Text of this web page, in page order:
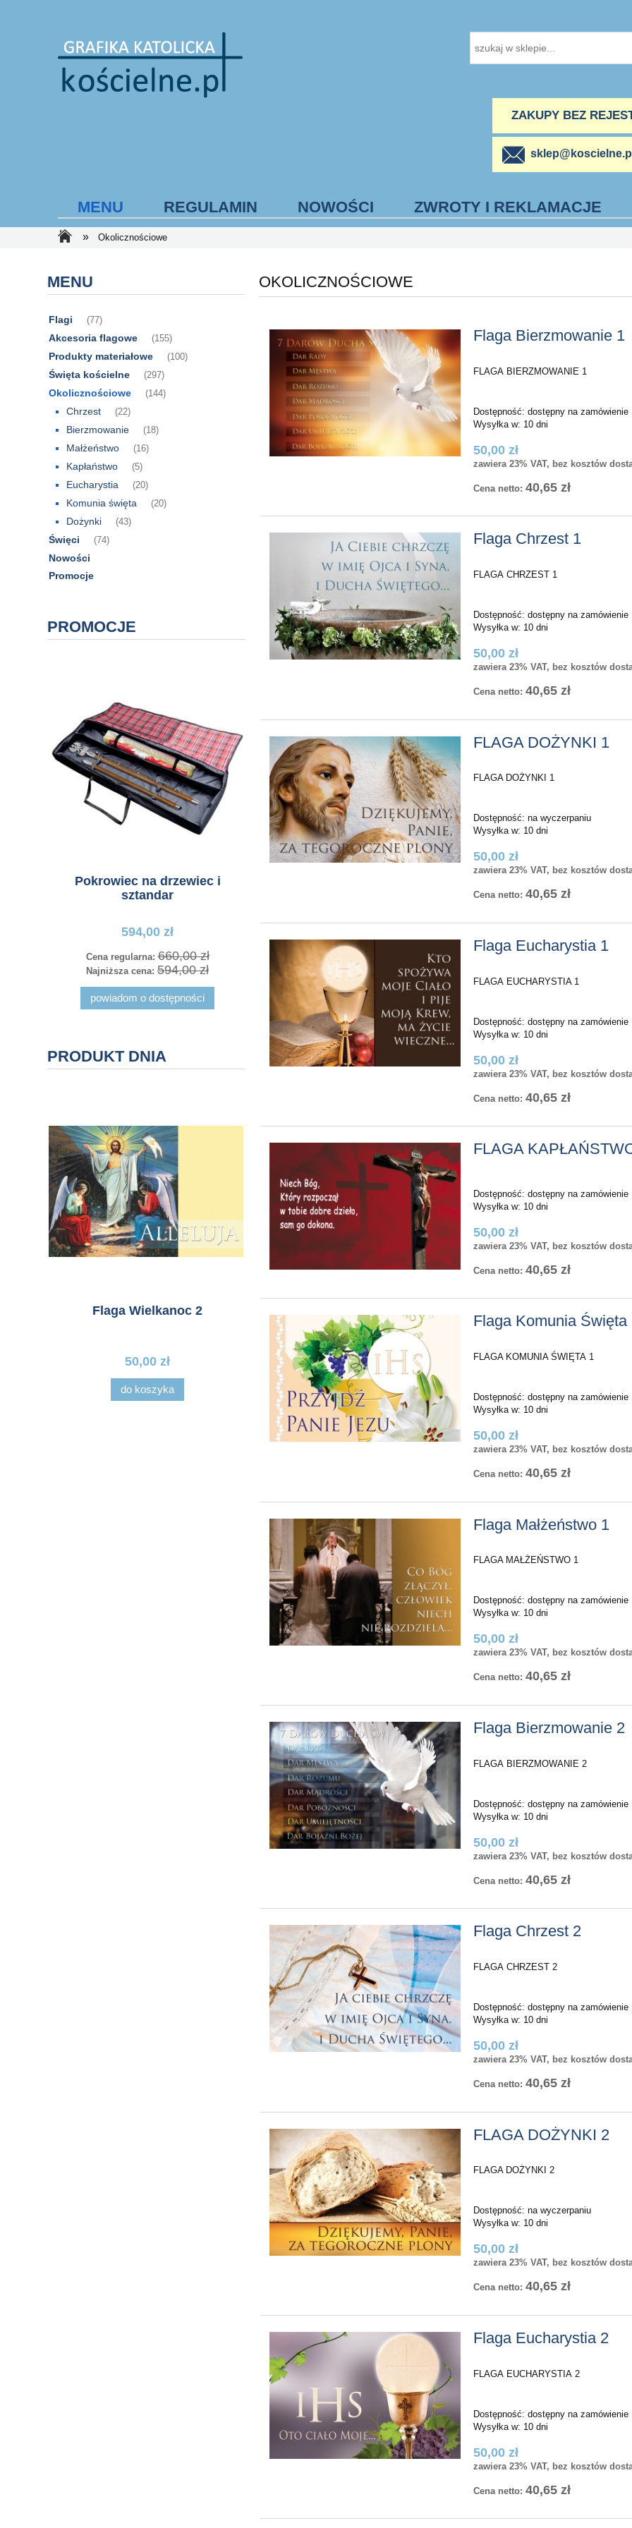
ZAKUPY BEZ
sklep@koscielne.pl
MENU REGULAMIN NOWOŚCI ZWROTY I REKLAMACJE
FORMY PŁATNOŚCI
» Okolicznościowe
MENU
Flagi (77)
Akcesoria flagowe (155)
Produkty materiałowe (100)
Święta kościelne (297)
Okolicznościowe (144)
Chrzest (22)
Bierzmowanie (18)
Małżeństwo (16)
Kapłaństwo (5)
Eucharystia (20)
Komunia święta (20)
Dożynki (43)
Święci (74)
Nowości
Promocje
PROMOCJE
Pokrowiec na drzewiec i
sztandar
594,00 zł
Cena regularna:660,00 zł
Najniższa cena: 594,00 zł
powiadom o dostępności
Cena regularna: 30,00 zł
Najniższa cena: 30,00 zł
do koszyka
Cena regularna: 30,00 zł
PRODUKT DNIA
Flaga Wielkanoc 2
50,00 zł
do koszyka
50,00 zł
do koszyka
FLAGA Baranek Boży - Zielona
50,00 zł
OKOLICZNOŚCIOWE
Flaga Bierzmowanie 1
FLAGA BIERZMOWANIE 1
Dostępność: dostępny na zamówienie
Wysyłka w: 10 dni
50,00 zł
zawiera 23% VAT, bez kosztów
Cena netto:40,65 zł
Flaga Chrzest 1
FLAGA CHRZEST 1
Dostępność: dostępny na zamówienie
Wysyłka w: 10 dni
50,00 zł
zawiera 23% VAT, bez kosztów
Cena netto:40,65 zł
FLAGA DOŻYNKI 1
FLAGA DOŻYNKI 1
Dostępność: na wyczerpaniu
Wysyłka w: 10 dni
50,00 zł
zawiera 23% VAT, bez kosztów
Cena netto:40,65 zł
Flaga Eucharystia 1
FLAGA EUCHARYSTIA 1
Dostępność: dostępny na zamówienie
Wysyłka w: 10 dni
50,00 zł
zawiera 23% VAT, bez kosztów
Cena netto:40,65 zł
FLAGA
Dostępność: dostępny na zamówienie
Wysyłka w: 10 dni
50,00 zł
zawiera 23% VAT, bez kosztów
Cena netto:40,65 zł
Flaga Komunia Święta
FLAGA KOMUNIA ŚWIĘTA 1
Dostępność: dostępny na zamówienie
Wysyłka w: 10 dni
50,00 zł
zawiera 23% VAT, bez kosztów
Cena netto:40,65 zł
Flaga Małżeństwo 1
FLAGA MAŁŻEŃSTWO 1
Dostępność: dostępny na zamówienie
Wysyłka w: 10 dni
50,00 zł
zawiera 23% VAT, bez kosztów
Cena netto:40,65 zł
Flaga Bierzmowanie 2
FLAGA BIERZMOWANIE 2
Dostępność: dostępny na zamówienie
Wysyłka w: 10 dni
50,00 zł
zawiera 23% VAT, bez kosztów
Cena netto:40,65 zł
Flaga Chrzest 2
FLAGA CHRZEST 2
Dostępność: dostępny na zamówienie
Wysyłka w: 10 dni
50,00 zł
zawiera 23% VAT, bez kosztów
Cena netto:40,65 zł
FLAGA DOŻYNKI 2
FLAGA DOŻYNKI 2
Dostępność: na wyczerpaniu
Wysyłka w: 10 dni
50,00 zł
zawiera 23% VAT, bez kosztów
Cena netto:40,65 zł
Flaga Eucharystia 2
FLAGA EUCHARYSTIA 2
Dostępność: dostępny na zamówienie
Wysyłka w: 10 dni
50,00 zł
zawiera 23% VAT, bez kosztów
Cena netto:40,65 zł